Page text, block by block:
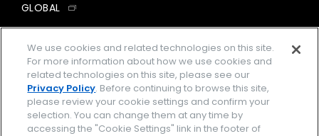
GLOBAL
facebookinstagramtwitter
企業情報 ご利用規約
We use cookies and related technologies on this site.
For more information about how we use cookies and
related technologies on this site, please see our
Privacy Policy. Before continuing to browse this site,
please review your cookie settings and confirm your
selection. You can change them at any time by
accessing the "Cookie Settings" link in the footer of